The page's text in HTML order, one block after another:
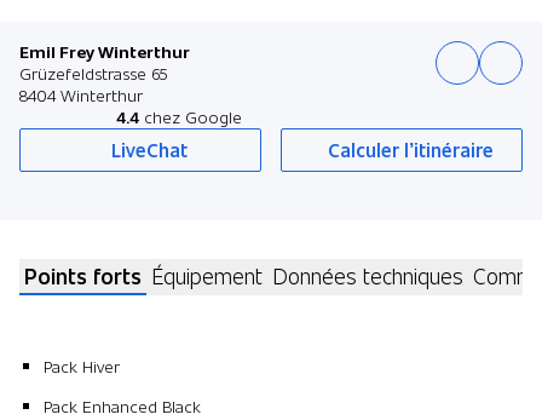
Emil Frey Winterthur
Grüzefeldstrasse 65
8404 Winterthur
4.4 chez Google
LiveChat Calculer l’itinéraire
Points forts Équipement Données techniques
Pack Hiver
Pack Enhanced Black